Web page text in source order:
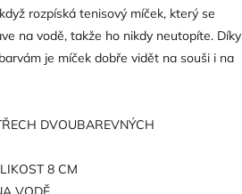
rozpíská tenisový míček, který se
na vodě, takže ho nikdy neutopíte. Díky
je míček dobře vidět na souši i na
DVOUBAREVNÝCH
8 CM